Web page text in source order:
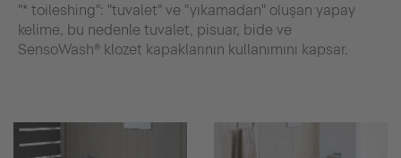
"* toileshing": "tuvalet" ve "yıkamadan" oluşan yapay
kelime, bu nedenle tuvalet, pisuar, bide ve
SensoWash® klozet kapaklarının kullanımını kapsar.